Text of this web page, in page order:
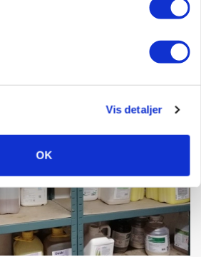
Vis detaljer
OK